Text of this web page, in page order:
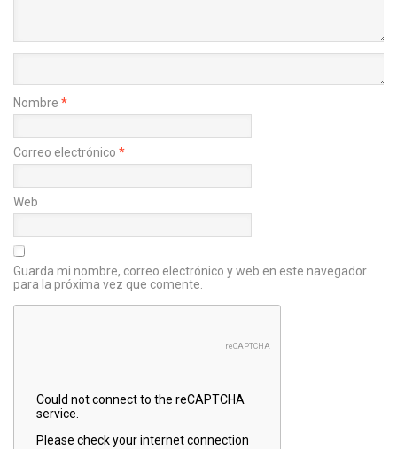
Nombre *
Correo electrónico *
Web
Guarda mi nombre, correo electrónico y web en este navegador
para la próxima vez que comente.